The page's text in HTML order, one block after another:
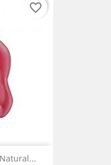
favorite_border